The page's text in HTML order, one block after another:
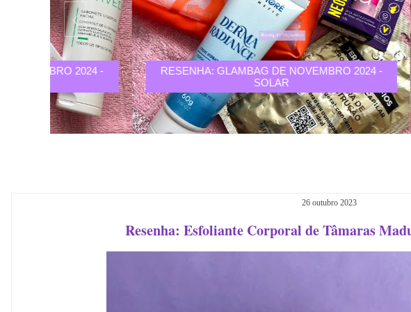
RESENHA: GLAMBAG DE NOVEMBRO 2024 -
26 outubro 2023
Resenha: Esfoliante Corporal de Tâmaras